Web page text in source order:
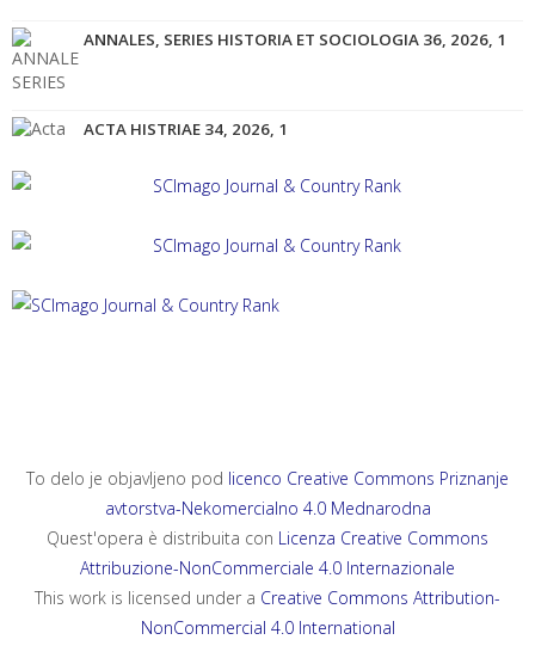
ANNALES, SERIES HISTORIA ET SOCIOLOGIA 36, 2026, 1
ACTA HISTRIAE 34, 2026, 1
ANNALES, SERIES HISTORIA ET SOCIOLOGIA 35, 2025, 4
To delo je objavljeno pod licenco Creative Commons Priznanje
avtorstva-Nekomercialno 4.0 Mednarodna
Quest'opera è distribuita con Licenza Creative Commons
Attribuzione-NonCommerciale 4.0 Internazionale
This work is licensed under a Creative Commons Attribution-
NonCommercial 4.0 International